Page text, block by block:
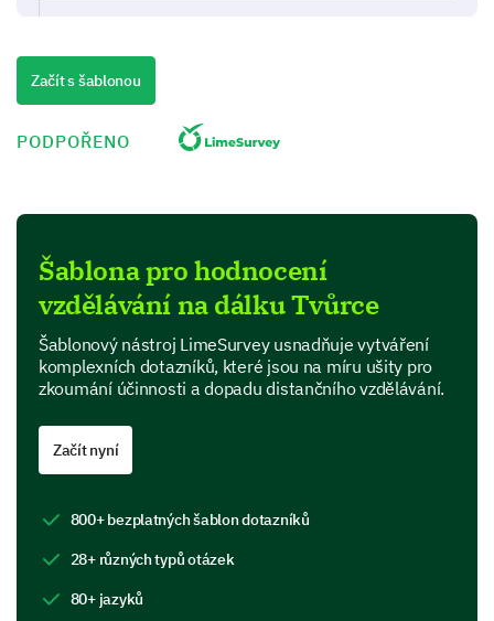
The course content is clear and understandable.
The online platform is user-friendly and easy to
The teachers/instructors are interactive and
online?
Unstable Internet connection
Lack of in-person interaction
Difficulty understanding course material
Začít s šablonou
PODPOŘENO
Šablona pro hodnocení
vzdělávání na dálku Tvůrce
Šablonový nástroj LimeSurvey usnadňuje vytváření
komplexních dotazníků, které jsou na míru ušity pro
zkoumání účinnosti a dopadu distančního vzdělávání.
Začít nyní
800+ bezplatných šablon dotazníků
28+ různých typů otázek
80+ jazyků